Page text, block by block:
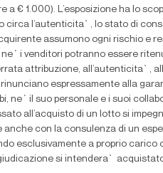
a € 1.000). L’esposizione ha lo
circa l’autenticita`, lo stato di
assumono ogni rischio e
ne´ i venditori potranno essere
attribuzione, all’autenticita`,
espressamente alla
ne´ il suo personale e i suoi
all’acquisto di un lotto si
con la consulenza di un
esclusivamente a proprio carico
si intendera`